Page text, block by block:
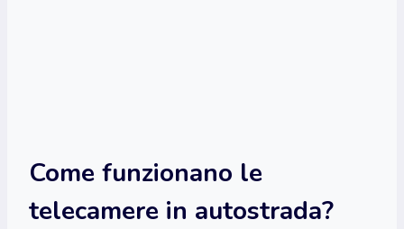
Come funzionano le
telecamere in autostrada?